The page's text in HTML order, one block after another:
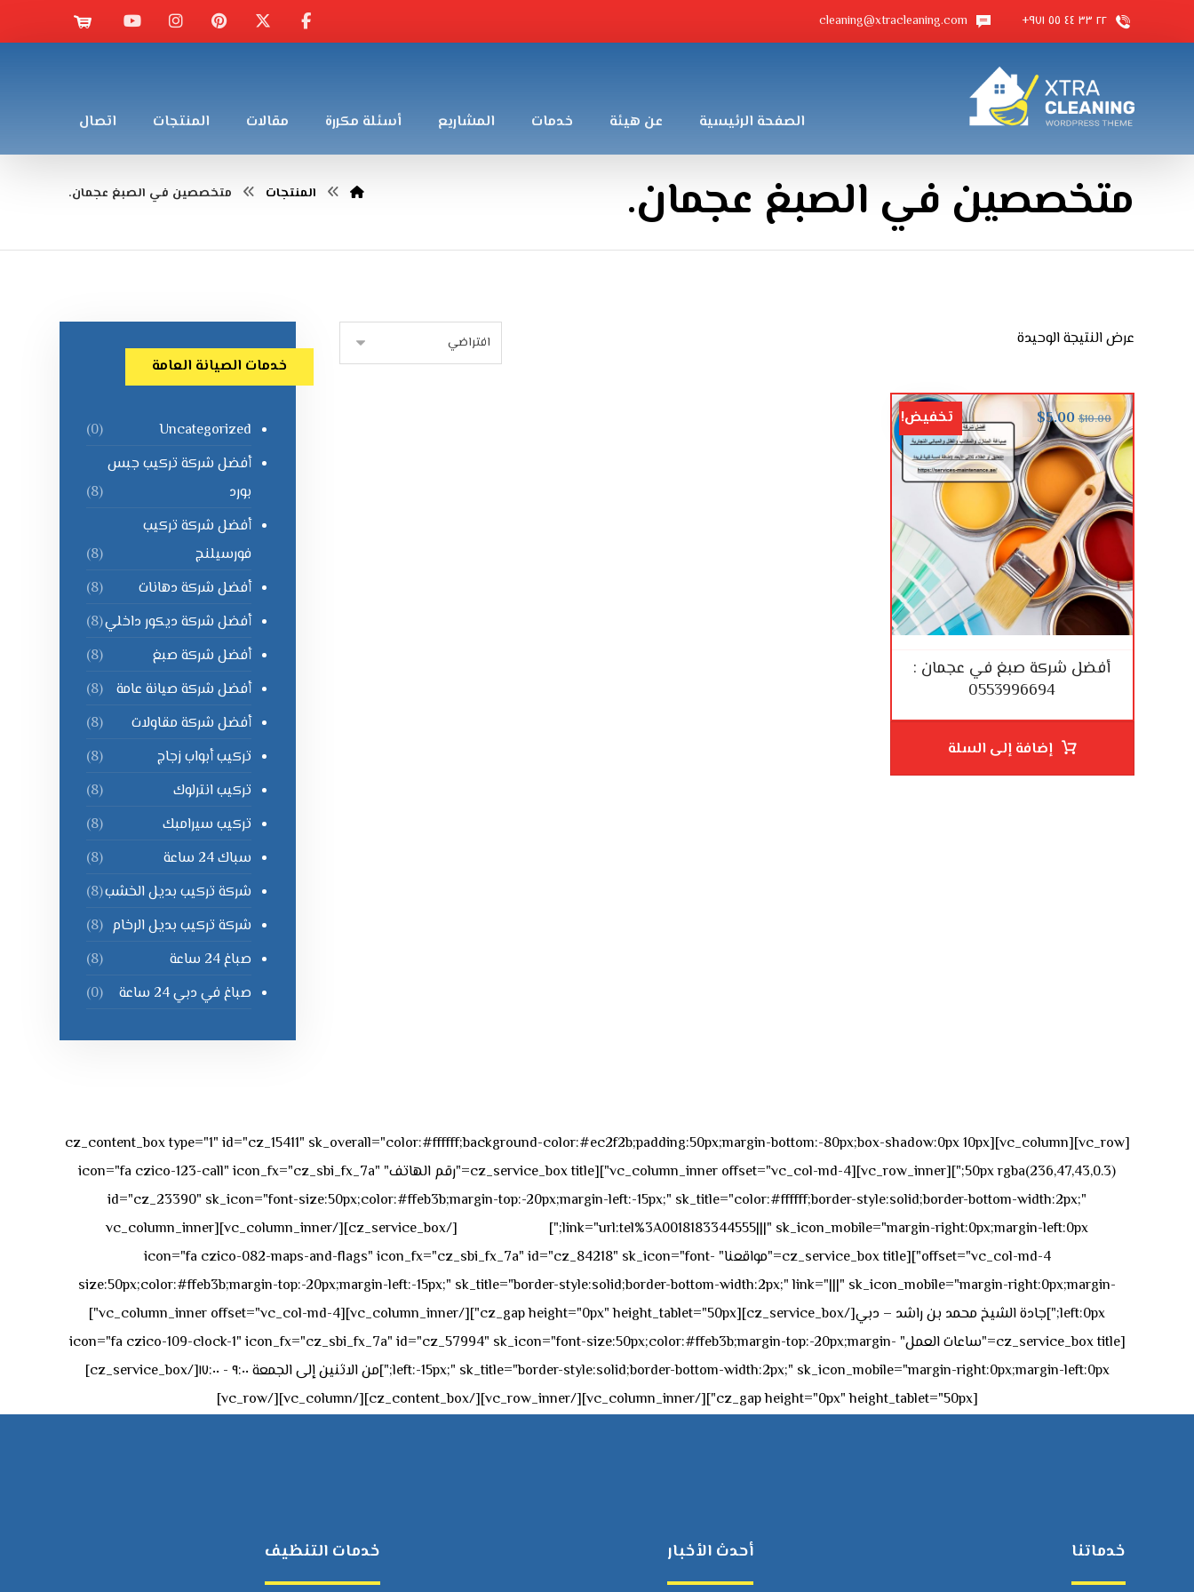
٢٢ ٣٣ ٤٤ ٥٥ ٩٧١+ cleaning@xtracleaning.com
الصفحة الرئيسية عن هيئة خدمات المشاريع أسئلة مكررة مقالات المنتجات اتصال
متخصصين في الصبغ عجمان. المنتجات متخصصين في الصبغ عجمان.
عرض النتيجة الوحيدة
أفضل شركة صبغ في عجمان :
0553996694
$10.00
$5.00 تخفيض!
إضافة إلى السلة
خدمات الصيانة العامة
Uncategorized
(0)
أفضل شركة تركيب جبس
بورد
(8)
أفضل شركة تركيب
فورسيلنج
(8)
أفضل شركة دهانات
(8)
أفضل شركة ديكور داخلي(8)
أفضل شركة صبغ
(8)
أفضل شركة صيانة عامة
(8)
أفضل شركة مقاولات
(8)
تركيب أبواب زجاج
(8)
تركيب انترلوك
(8)
تركيب سيرامبك
(8)
سباك 24 ساعة
(8)
شركة تركيب بديل الخشب(8)
شركة تركيب بديل الرخام (8)
صباغ 24 ساعة
(8)
صباغ في دبي 24 ساعة
(0)
[vc_row][vc_column][cz_content_box type="1" id="cz_15411" sk_overall="color:#ffffff;background-color:#ec2f2b;padding:50px;margin-bottom:-80px;box-shadow:0px 10px
50px rgba(236,47,43,0.3);"][vc_row_inner][vc_column_inner offset="vc_col-md-4"][cz_service_box title="رقم الهاتف" icon="fa czico-123-call" icon_fx="cz_sbi_fx_7a"
id="cz_23390" sk_icon="font-size:50px;color:#ffeb3b;margin-top:-20px;margin-left:-15px;" sk_title="color:#ffffff;border-style:solid;border-bottom-width:2px;"
link="url:tel%3A0018183344555|||" sk_icon_mobile="margin-right:0px;margin-left:0px;"]
[/cz_service_box][/vc_column_inner][vc_column_inner
offset="vc_col-md-4"][cz_service_box title="مواقعنا" icon="fa czico-082-maps-and-flags" icon_fx="cz_sbi_fx_7a" id="cz_84218" sk_icon="font-
size:50px;color:#ffeb3b;margin-top:-20px;margin-left:-15px;" sk_title="border-style:solid;border-bottom-width:2px;" link="|||" sk_icon_mobile="margin-right:0px;margin-
left:0px;"]جادة الشيخ محمد بن راشد – دبي[/cz_service_box][cz_gap height="0px" height_tablet="50px"][/vc_column_inner][vc_column_inner offset="vc_col-md-4"]
[cz_service_box title="ساعات العمل" icon="fa czico-109-clock-1" icon_fx="cz_sbi_fx_7a" id="cz_57994" sk_icon="font-size:50px;color:#ffeb3b;margin-top:-20px;margin-
left:-15px;" sk_title="border-style:solid;border-bottom-width:2px;" sk_icon_mobile="margin-right:0px;margin-left:0px;"]من الاثنين إلى الجمعة ٩:٠٠ - ١٧:٠٠[/cz_service_box]
[cz_gap height="0px" height_tablet="50px"][/vc_column_inner][/vc_row_inner][/cz_content_box][/vc_column][/vc_row]
خدماتنا أحدث الأخبار خدمات التنظيف